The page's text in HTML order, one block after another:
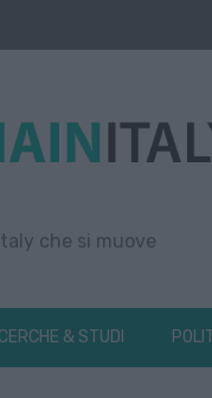
che si muove
& STUDI